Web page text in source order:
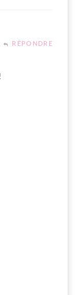
RÉPONDRE